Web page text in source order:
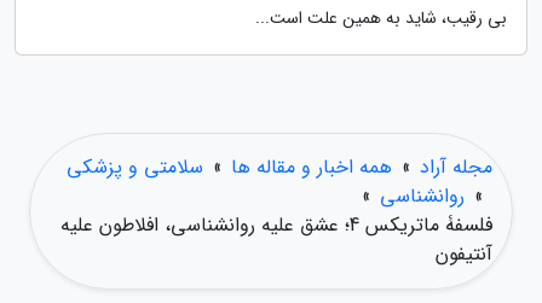
بی رقیب، شاید به همین علت است...
مجله آراد » همه اخبار و مقاله ها » سلامتی و پزشکی
» روانشناسی »
فلسفۀ ماتریکس 4؛ عشق علیه روانشناسی، افلاطون علیه
آنتیفون